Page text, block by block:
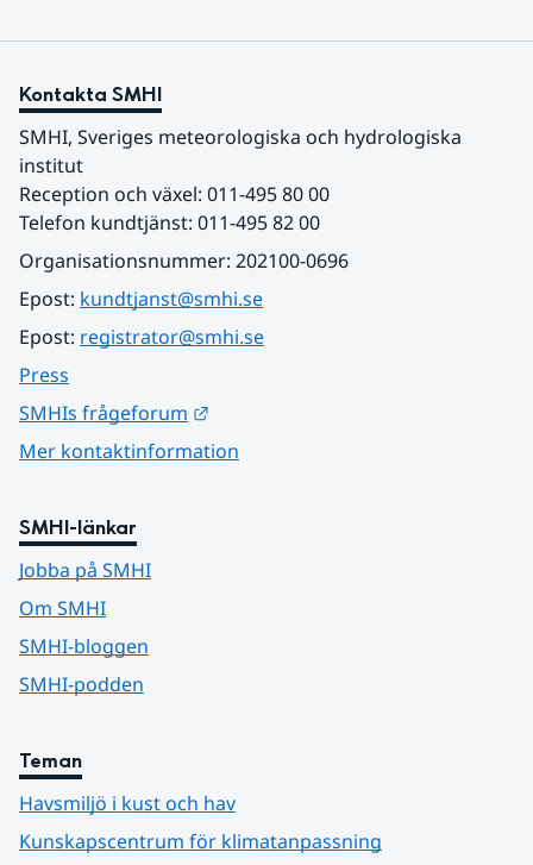
Kontakta SMHI
SMHI, Sveriges meteorologiska och hydrologiska
institut
Reception och växel: 011-495 80 00
Telefon kundtjänst: 011-495 82 00
Organisationsnummer: 202100-0696
Epost: kundtjanst@smhi.se
Epost: registrator@smhi.se
Press
SMHIs frågeforum
Mer kontaktinformation
SMHI-länkar
Jobba på SMHI
Om SMHI
SMHI-bloggen
SMHI-podden
Teman
Havsmiljö i kust och hav
Kunskapscentrum för klimatanpassning